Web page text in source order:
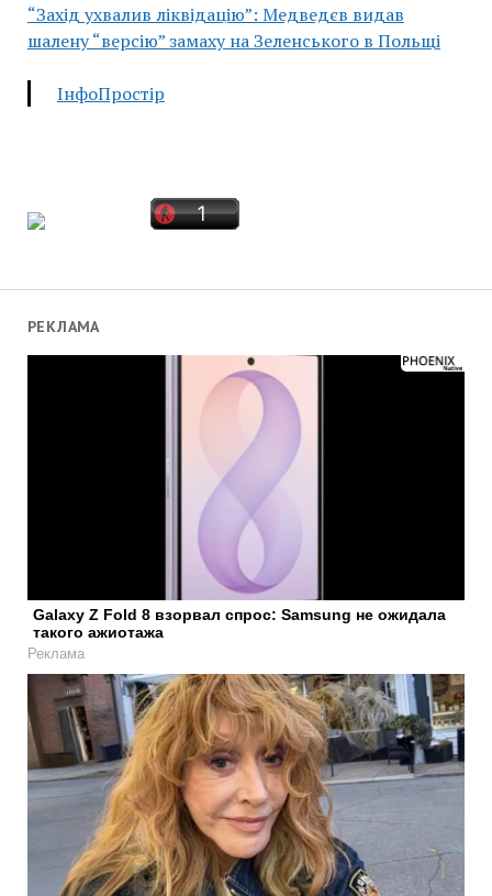
“Захід ухвалив ліквідацію”: Медведєв видав
шалену “версію” замаху на Зеленського в Польщі
ІнфоПростір
РЕКЛАМА
Galaxy Z Fold 8 взорвал спрос: Samsung не ожидала
такого ажиотажа
Реклама